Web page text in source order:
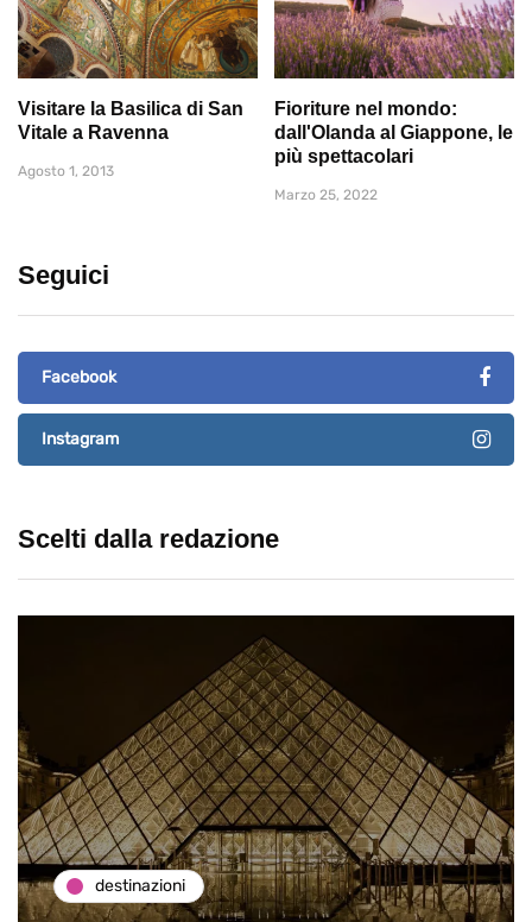
Visitare la Basilica di San
Vitale a Ravenna
Agosto 1, 2013
Fioriture nel mondo:
dall'Olanda al Giappone, le
più spettacolari
Marzo 25, 2022
Seguici
Facebook
Instagram
Scelti dalla redazione
destinazioni